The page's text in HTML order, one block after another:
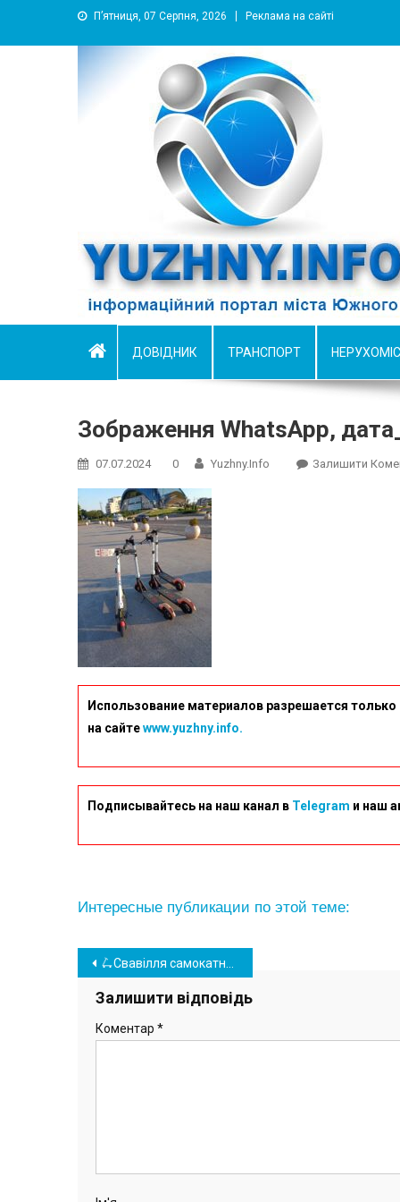
П’ятниця, 07 Серпня, 2026 Реклама на сайті
YUZHNY.INFO
информационный портал города Южный
ДОВІДНИК ТРАНСПОРТ
Зображення WhatsApp,
07.07.2024 0 Yuzhny.info Залишити
Использование материалов разрешается
на сайтеwww.yuzhny.info.
Подписывайтесь на наш канал в Telegram и наш
Интересные публикации по этой теме:
Навігація
записів
🛴Свавілля самокатників в Южному
Залишити відповідь
Коментар *